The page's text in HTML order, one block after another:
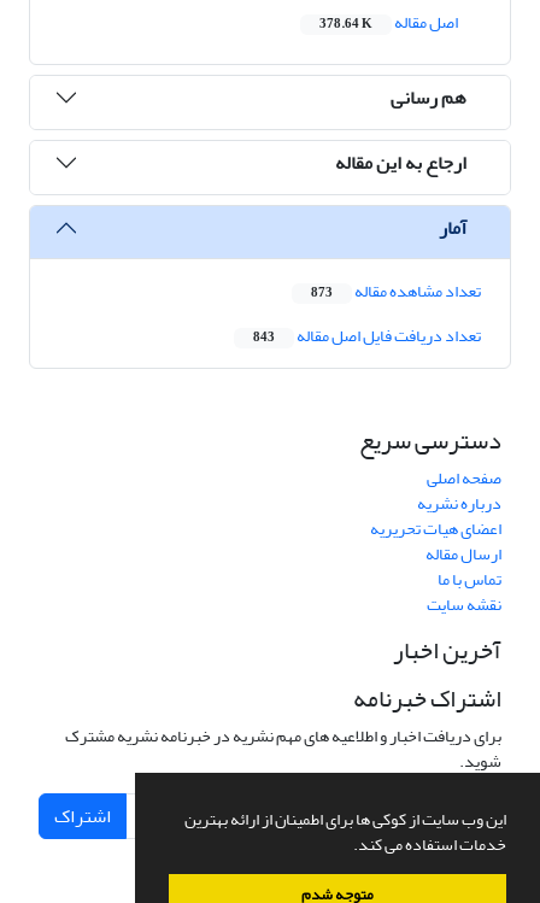
این وب سایت از کوکی ها برای اطمینان از ارائه بهترین
خدمات استفاده می کند.
متوجه شدم
اصل مقاله
378.64 K
هم رسانی
ارجاع به این مقاله
آمار
تعداد مشاهده مقاله 873
تعداد دریافت فایل اصل مقاله 843
دسترسی سریع
صفحه اصلی
درباره نشریه
اعضای هیات تحریریه
ارسال مقاله
تماس با ما
نقشه سایت
آخرین اخبار
اشتراک خبرنامه
برای دریافت اخبار و اطلاعیه های مهم نشریه در خبرنامه نشریه مشترک
شوید.
اشتراک